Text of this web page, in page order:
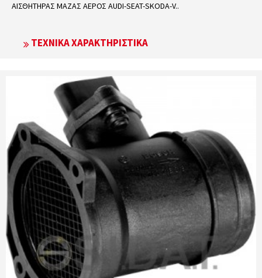
ΑΙΣΘΗΤΗΡΑΣ ΜΑΖΑΣ ΑΕΡΟΣ AUDI-SEAT-SKODA-V..
ΤΕΧΝΙΚΆ ΧΑΡΑΚΤΗΡΙΣΤΙΚΆ